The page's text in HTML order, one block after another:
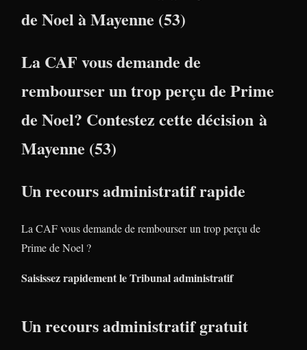
de Noel à Mayenne (53)
La CAF vous demande de
rembourser un trop perçu de Prime
de Noel? Contestez cette décision à
Mayenne (53)
Un recours administratif rapide
La CAF vous demande de rembourser un trop perçu de
Prime de Noel ?
Saisissez rapidement le Tribunal administratif
Un recours administratif gratuit